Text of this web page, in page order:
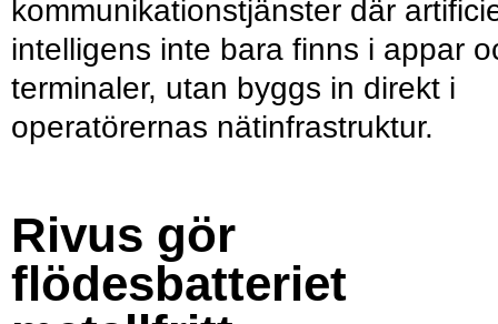
kommunikationstjänster där
intelligens inte bara finns i appar
terminaler, utan byggs in direkt i
operatörernas nätinfrastruktur.
Rivus gör
flödesbatteriet